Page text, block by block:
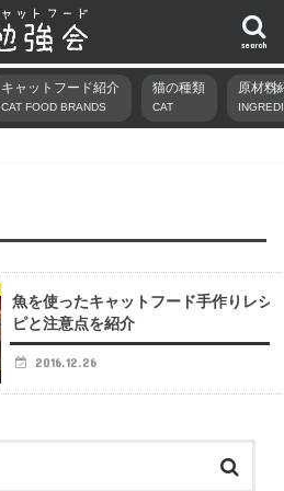
search
キャットフード紹介
CAT FOOD BRANDS
猫の種類
CAT
原材料
魚を使ったキャットフード手作りレシ
ピと注意点を紹介
2016.12.26